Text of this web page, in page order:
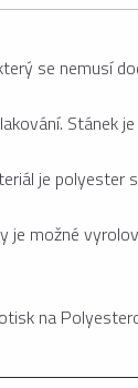
se
Stánek
je
možné
na